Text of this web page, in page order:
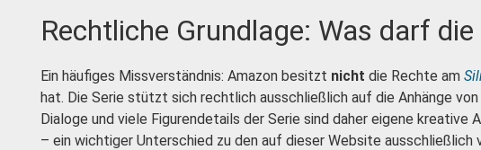
Rechtliche Grundlage: Was darf
Ein häufiges Missverständnis: Amazon besitzt nicht die Rechte am
hat. Die Serie stützt sich rechtlich ausschließlich auf die Anhänge von
Dialoge und viele Figurendetails der Serie sind daher eigene kreative
– ein wichtiger Unterschied zu den auf dieser Website ausschließlich